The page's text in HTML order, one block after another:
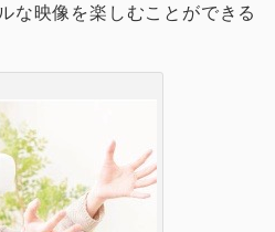
な映像を楽しむことができる